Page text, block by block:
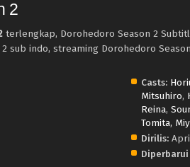
2
terlengkap, Dorohedoro Season 2
sub indo, streaming Dorohedoro
Casts:
Mitsuhiro,
Reina,
Tomita,
Dirilis: